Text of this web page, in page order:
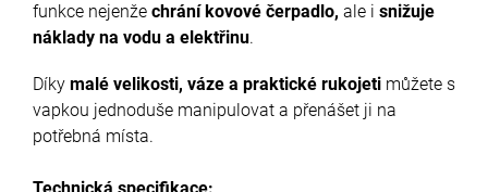
funkce nejenže chrání kovové čerpadlo, ale i snižuje
náklady na vodu a elektřinu.
Díky malé velikosti, váze a praktické rukojeti můžete s
vapkou jednoduše manipulovat a přenášet ji na
potřebná místa.